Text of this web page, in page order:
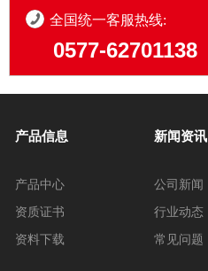
全国统一客服热线:
0577-62701138
产品信息
产品中心
资质证书
资料下载
新闻资讯
公司新闻
行业动态
常见问题